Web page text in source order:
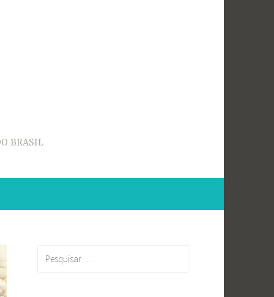
BRASIL